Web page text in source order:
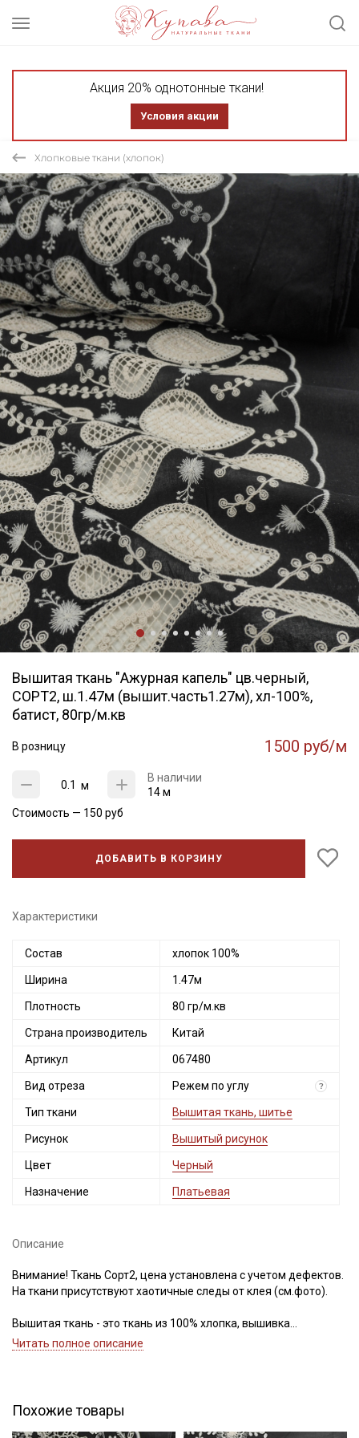
Акция 20% однотонные ткани!
Условия акции
Хлопковые ткани (хлопок)
Вышитая ткань "Ажурная капель" цв.черный,
СОРТ2, ш.1.47м (вышит.часть1.27м), хл-100%,
батист, 80гр/м.кв
В розницу 1500 руб/м
м
В наличии
14 м
Стоимость — 150 руб
ДОБАВИТЬ В КОРЗИНУ
Характеристики
Состав хлопок 100%
Ширина 1.47м
Плотность 80 гр/м.кв
Страна производитель Китай
Артикул 067480
Вид отреза Режем по углу ?
Тип ткани Вышитая ткань, шитье
Рисунок Вышитый рисунок
Цвет Черный
Назначение Платьевая
Описание
Внимание! Ткань Сорт2, цена установлена с учетом дефектов.
На ткани присутствуют хаотичные следы от клея (см.фото).
Вышитая ткань - это ткань из 100% хлопка, вышивка
выполнена на основе легкого батиста (плотность 80гр/м.кв)
слегка сжимаются и придают ткани легкий жатый эффект.
Шитье прекрасно подходит для пошива летней одежды,
Читать полное описание
Похожие товары